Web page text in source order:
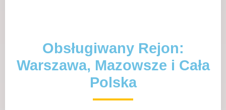
Obsługiwany Rejon:
Warszawa, Mazowsze i Cała
Polska